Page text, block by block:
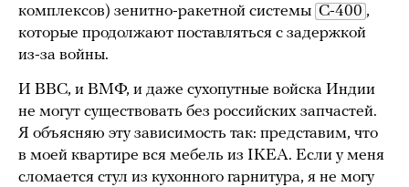
комплексов) зенитно-ракетной системы С-400 ,
которые продолжают поставляться с задержкой
из-за войны.
И ВВС, и ВМФ, и даже сухопутные войска Индии
не могут существовать без российских запчастей.
Я объясняю эту зависимость так: представим, что
в моей квартире вся мебель из IKEA. Если у меня
сломается стул из кухонного гарнитура, я не могу